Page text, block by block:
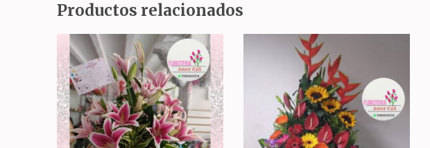
Productos relacionados